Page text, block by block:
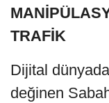
TRAFİK
Dijital
değinen